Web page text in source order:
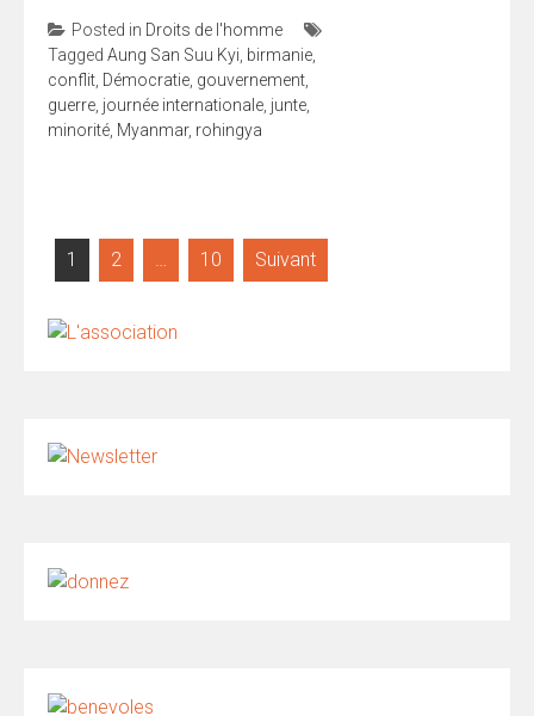
Posted in Droits de l'homme
Tagged Aung San Suu Kyi birmanie
conflit Démocratie gouvernement
guerre journée internationale junte
minorité Myanmar, rohingya
Pagination
des
publications
1 2 10 Suivant